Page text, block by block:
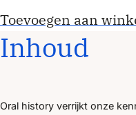
Toevoegen aan
Inhoud
Oral history verrijkt onze